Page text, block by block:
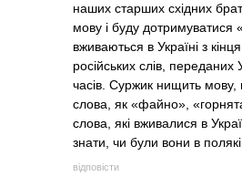
наших старших східних
мову і буду дотримуватися
вживаються в Україні з
російських слів, переданих
часів. Суржик нищить мову,
слова, як «файно»,
слова, які вживалися в
знати, чи були вони в
відповісти